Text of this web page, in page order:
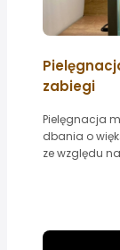
zabiegi
Pielęgnacja
dbania o
ze względu